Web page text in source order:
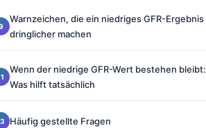
Warnzeichen, die ein niedriges GFR-Ergebnis
dringlicher machen
Wenn der niedrige GFR-Wert bestehen bleibt:
Was hilft tatsächlich
Häufig gestellte Fragen